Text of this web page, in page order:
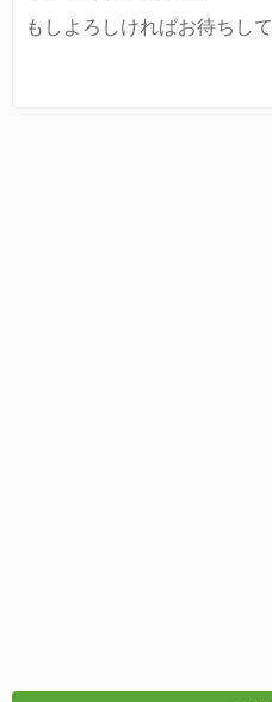
もしよろしければお待ちし